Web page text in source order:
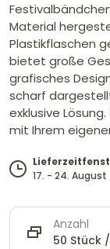
Material
Plastikflaschen
bietet große
grafisches
scharf
exklusive
mit Ihrem
17. - 24. August
Anzahl
50 Stück /